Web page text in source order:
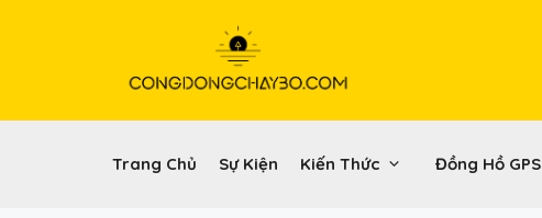
Trang Chủ Sự Kiện Kiến Thức Đồng Hồ GPS